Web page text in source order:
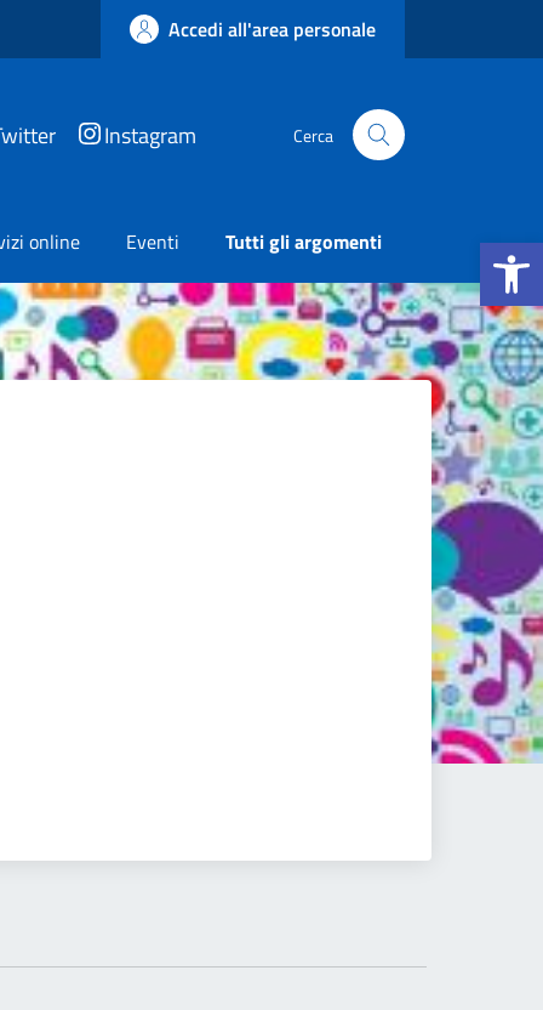
Accedi all'area personale
Instagram Cerca
online Eventi Tutti gli argomenti Apri la